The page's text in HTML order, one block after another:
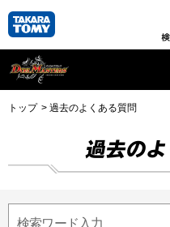
トップ 過去のよくある質問
過去の